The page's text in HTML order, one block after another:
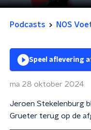
Podcasts NOS
Speel aflevering
ma 28 oktober 2024
Jeroen Stekelenburg
Grueter terug op de